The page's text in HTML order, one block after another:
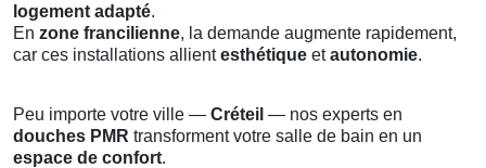
logement adapté.
En zone francilienne, la demande augmente rapidement,
car ces installations allientesthétique etautonomie.
Peu importe votre ville — Créteil — nos experts en
douches PMR transforment votre salle de bain en un
espace de confort.